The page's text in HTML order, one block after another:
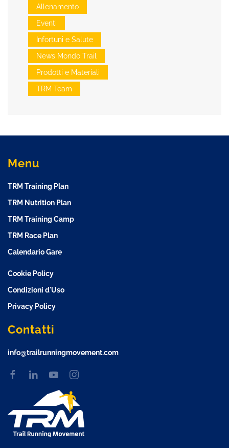
Allenamento
Eventi
Infortuni e Salute
News Mondo Trail
Prodotti e Materiali
TRM Team
Menu
TRM Training Plan
TRM Nutrition Plan
TRM Training Camp
TRM Race Plan
Calendario Gare
Cookie Policy
Condizioni d'Uso
Privacy Policy
Contatti
info@trailrunningmovement.com